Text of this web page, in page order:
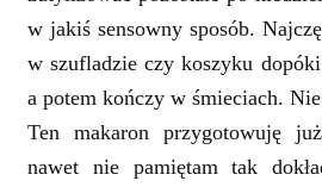
w jakiś sensowny sposób.
w szufladzie czy koszyku
a potem kończy w śmieciach.
Ten makaron przygotowuję
nawet nie pamiętam tak